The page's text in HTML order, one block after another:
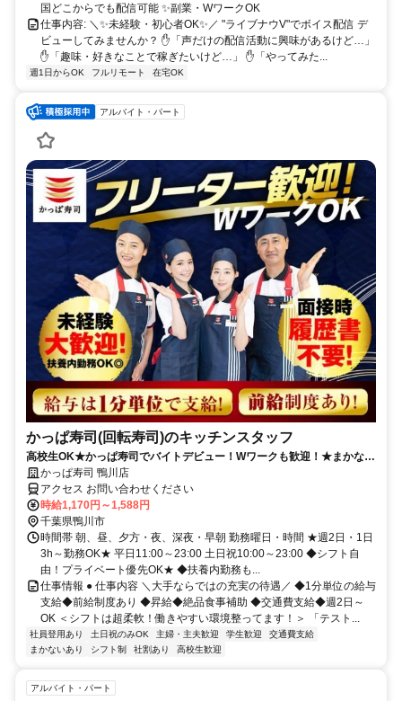
国どこからでも配信可能 ✨副業・WワークOK
仕事内容: ＼✨未経験・初心者OK✨／ "ライブナウV"でボイス配信 デ
ビューしてみませんか？ ✋「声だけの配信活動に興味があるけど…」
✋「趣味・好きなことで稼ぎたいけど…」 ✋「やってみた...
週1日からOK フルリモート 在宅OK
アルバイト・パート
かっぱ寿司(回転寿司)のキッチンスタッフ
高校生OK★かっぱ寿司でバイトデビュー！Wワークも歓迎！★まかない
有★短時間OK★履歴書不要
かっぱ寿司 鴨川店
アクセス お問い合わせください
時給1,170円～1,588円
千葉県鴨川市
時間帯 朝、昼、夕方・夜、深夜・早朝 勤務曜日・時間 ★週2日・1日
3h～勤務OK★ 平日11:00～23:00 土日祝10:00～23:00 ◆シフト自
由！プライベート優先OK★ ◆扶養内勤務も...
仕事情報 ● 仕事内容 ＼大手ならではの充実の待遇／ ◆1分単位の給与
支給◆前給制度あり ◆昇給◆絶品食事補助 ◆交通費支給◆週2日～
OK ＜シフトは超柔軟！働きやすい環境整ってます！＞ 「テスト...
社員登用あり 土日祝のみOK 主婦・主夫歓迎 学生歓迎
交通費支給
まかないあり
シフト制 社割あり 高校生歓迎
アルバイト・パート